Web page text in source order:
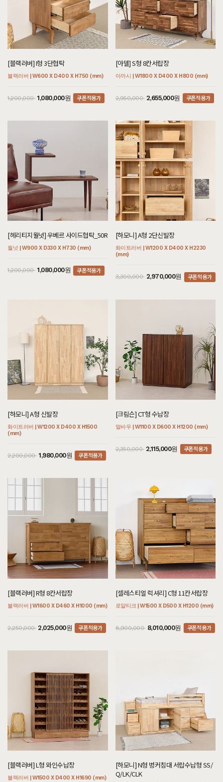
[블랙러버] I형 3단협탁
블랙러버 | W600 X D400 X H750 (mm)
1,200,000 1,080,000원 쿠폰적용가
[아델] S형 8칸서랍장
아까시 | W1800 X D400 X H800 (mm)
2,950,000 2,655,000원 쿠폰적용가
[헤리티지월넛] 우베르 사이드협탁_50R
월넛 | W900 X D330 X H730 (mm)
1,200,000 1,080,000원 쿠폰적용가
[하모니] A형 2단신발장
화이트러버 | W1200 X D400 X H2230
(mm)
3,300,000 2,970,000원 쿠폰적용가
[하모니] A형 신발장
화이트러버 | W1200 X D400 X H1500
(mm)
2,200,000 1,980,000원 쿠폰적용가
[크림슨] CT형 수납장
멀바우 | W1100 X D600 X H1200 (mm)
2,350,000 2,115,000원 쿠폰적용가
[블랙러버] R형 8칸서랍장
블랙러버 | W1600 X D460 X H1000 (mm)
2,250,000 2,025,000원 쿠폰적용가
[셀레스티얼 럭셔리] C형 11칸서랍장
로얄티크 | W1500 X D500 X H1200 (mm)
8,900,000 8,010,000원 쿠폰적용가
[블랙러버] L형 와인수납장
블랙러버 | W1500 X D400 X H1690 (mm)
[하모니] N형 벙커침대 서랍수납형 SS/
Q/LK/CLK